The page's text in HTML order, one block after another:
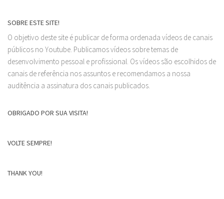
SOBRE ESTE SITE!
O objetivo deste site é publicar de forma ordenada vídeos de canais
públicos no Youtube. Publicamos vídeos sobre temas de
desenvolvimento pessoal e profissional. Os vídeos são escolhidos de
canais de referência nos assuntos e recomendamos a nossa
auditência a assinatura dos canais publicados.
OBRIGADO POR SUA VISITA!
VOLTE SEMPRE!
THANK YOU!